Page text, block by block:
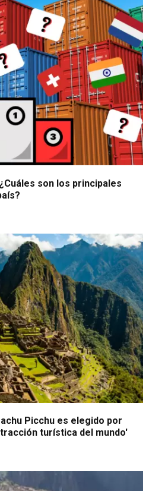
son los principales
Picchu es elegido por
turística del mundo'